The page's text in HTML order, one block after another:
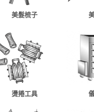
美髮梳子
燙捲工具